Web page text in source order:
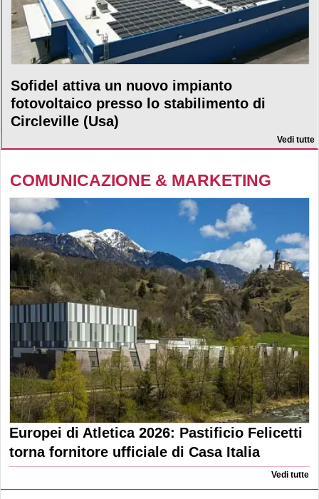
Sofidel attiva un nuovo impianto
fotovoltaico presso lo stabilimento di
Circleville (Usa)
Vedi tutte
COMUNICAZIONE & MARKETING
Europei di Atletica 2026: Pastificio Felicetti
torna fornitore ufficiale di Casa Italia
Vedi tutte